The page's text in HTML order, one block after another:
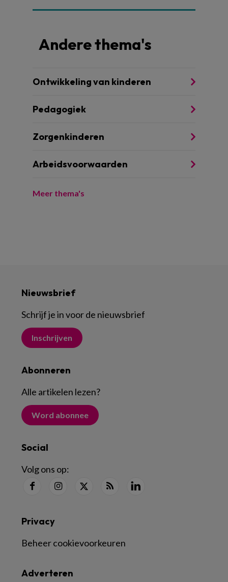
Andere thema's
Ontwikkeling van kinderen
Pedagogiek
Zorgenkinderen
Arbeidsvoorwaarden
Meer thema's
Nieuwsbrief
Schrijf je in voor de nieuwsbrief
Inschrijven
Abonneren
Alle artikelen lezen?
Word abonnee
Social
Volg ons op:
Adverteren
Privacy
Beheer cookievoorkeuren